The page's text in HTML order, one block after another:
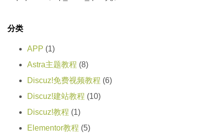
分类
APP (1)
Astra主题教程 (8)
Discuz!免费视频教程 (6)
Discuz!建站教程 (10)
Discuz!教程 (1)
Elementor教程 (5)